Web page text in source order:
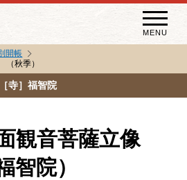
MENU
開帳
（秋季）
寺］福智院
観音菩薩立像
智院）